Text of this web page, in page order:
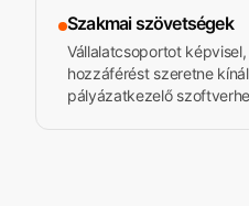
Szakmai szövetségek
Vállalatcsoportot
hozzáférést szeretne
pályázatkezelő